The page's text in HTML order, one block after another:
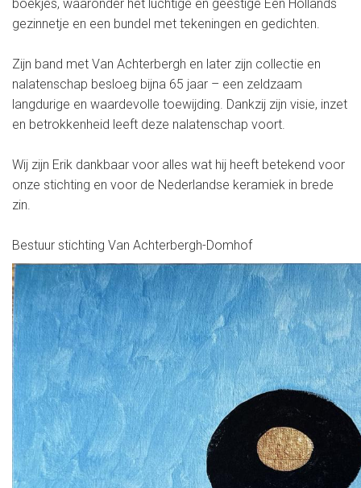
boekjes, waaronder het luchtige en geestige Een Hollands
gezinnetje en een bundel met tekeningen en gedichten.
Zijn band met Van Achterbergh en later zijn collectie en
nalatenschap besloeg bijna 65 jaar – een zeldzaam
langdurige en waardevolle toewijding. Dankzij zijn visie, inzet
en betrokkenheid leeft deze nalatenschap voort.
Wij zijn Erik dankbaar voor alles wat hij heeft betekend voor
onze stichting en voor de Nederlandse keramiek in brede
zin.
Bestuur stichting Van Achterbergh-Domhof